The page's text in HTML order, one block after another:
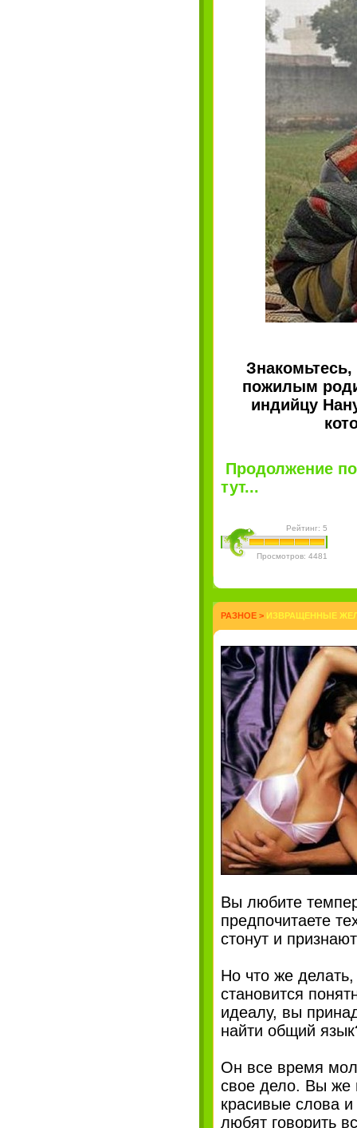
пожилым
индийцу
Продолжение
тут...
Рейтинг: 5
Просмотров: 4481
РАЗНОЕ > ИЗВРАЩЕННЫЕ
Вы любите
предпочитаете
стонут и
Но что же
становится
идеалу, вы
найти общий
Он все время
свое дело. Вы же
красивые слова
любят говорить